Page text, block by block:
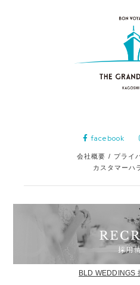
facebook
会社概要 / プライ
カスタマーハ
BLD WEDDINGS